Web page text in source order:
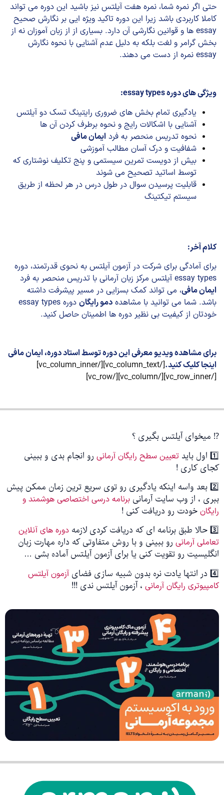
حتی اگر نمره شما، نمره هفت آیلتس نیز باشید این دوره می تواند
کاملا کاربردی باشد زیرا این دوره تاکید ویژه ایی بر نگارش صحیح
essay ها و قوانین نگارشی آن دارد. بسیاری از از زبان آموزان نه از
بخش گرامر و لغت بلکه به دلیل عدم آشنایی با نحوه نگارش
essay نمره از دست می دهند.
ویژگی های دوره essay types:
یادگیری تمام بخش های ضروری رایتینگ تسک دو آیلتس
آشنایی با اشکالات رایج و نحوه برطرف کردن آن ها
نحوه تدریس منحصر به فرد ایمان مافی
شفافیت و درک آسان مطالب آموزشی
بیش از دویست تمرین سیستمی و پنج تکلیف نوشتاری که
توسط اساتید تصحیح می شوند
قابلیت پرسیدن سوال در طول درس در هر لحظه از طریق
سیستم تیکتینگ
کلام آخر:
برای آمادگی برای شرکت در آزمون آیلتس به نحوی قدرتمند، دوره
essay types آیلتس مرکز زبان آرمانی با تدریس منحصر به فرد
ایمان مافی، می تواند کمک بسزایی در مسیر پیشرفت داشته
باشد. شما می توانید با مشاهده دمو رایگان
دوره essay types
خودتان از کیفیت بی نظیر دوره ها اطمینان حاصل کنید.
برای مشاهده ویدیو معرفی این دوره توسط استاد دوره، ایمان مافی
اینجا کلیک کنید.
[/vc_column_text][/vc_column_inner]
[/vc_row_inner][/vc_column][/vc_row]
⁉️ میخوای آیلتس بگیری ؟
1️⃣ اول باید
تعیین سطح رایگان آرمانی رو انجام بدی و ببینی
کجای کاری !
2️⃣ بعد واسه اینکه یادگیری رو توی سریع ترین زمان ممکن پیش
ببری ، از وب سایت آرمانی برنامه درسی اختصاصی هوشمند و
رایگان خودت رو دریافت کنی !
3️⃣ حالا طبق برنامه ای که دریافت کردی لازمه
دوره های آنلاین
تعاملی آرمانی رو ببینی و با روش متفاوتی که داره مهارت زبان
انگلیسیت رو تقویت کنی یا برای آزمون آیلتس آماده بشی …
4️⃣ در انتها یادت نره بدون شبیه سازی فضای
آزمون آیلتس
کامپیوتری رایگان آرمانی ، آزمون آیلتس ندی !!!